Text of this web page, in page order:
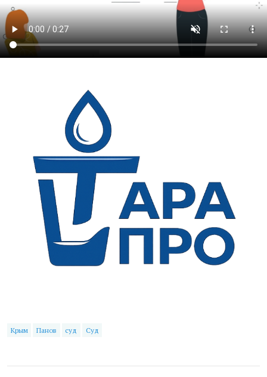
Крым Панов суд Суд